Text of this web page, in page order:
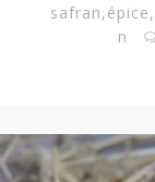
safran,épice,
n